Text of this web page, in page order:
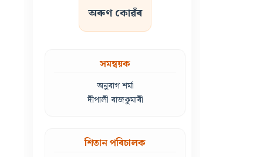
অৰুণ কোৱঁৰ
সমন্বয়ক
অনুৰাগ শৰ্মা
দীপালী ৰাজকুমাৰী
শিতান পৰিচালক